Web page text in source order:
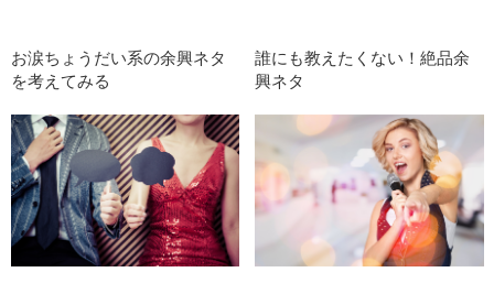
お涙ちょうだい系の余興ネタ
を考えてみる
誰にも教えたくない！絶品余
興ネタ